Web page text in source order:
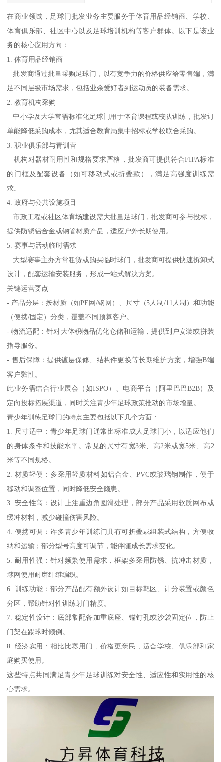
在商业领域，足球门批发业务主要服务于体育用品经销商、学校、
体育俱乐部、社区中心以及足球培训机构等客户群体。以下是该业
务的核心应用方向：
1. 体育用品经销商
批发商通过批量采购足球门，以有竞争力的价格供应给零售端，满
足不同层级市场需求，包括业余爱好者到运动员的装备需求。
2. 教育机构采购
中小学及大学常需标准化足球门用于体育课程或校队训练，批发订
单能降低采购成本，尤其适合教育局集中招标或学校联合采购。
3. 职业俱乐部与青训营
机构对器材耐用性和规格要求严格，批发商可提供符合FIFA标准
的门框及配套设备（如可移动式或折叠款），满足高强度训练需
求。
4. 政府与公共设施项目
市政工程或社区体育场建设需大批量足球门，批发商可参与投标，
提供防锈铝合金或钢管材质产品，适应户外长期使用。
5. 赛事与活动临时需求
大型赛事主办方常租赁或购买临时球门，批发商可提供快速拆卸式
设计，配套运输安装服务，形成一站式解决方案。
关键运营要点
- 产品分层：按材质（如PE网/钢网）、尺寸（5人制/11人制）和功能
（便携/固定）分类，覆盖不同预算客户。
- 物流适配：针对大体积物品优化仓储和运输，提供到户安装或拼装
指导服务。
- 售后保障：提供镀层保修、结构件更换等长期维护方案，增强B端
客户黏性。
此业务需结合行业展会（如ISPO）、电商平台（阿里巴巴B2B）及
定向投标拓展渠道，同时关注青少年足球政策推动的市场增量。
青少年训练足球门的特点主要包括以下几个方面：
1. 尺寸适中：青少年足球门通常比标准成人足球门小，以适应他们
的身体条件和技能水平。常见的尺寸有宽3米、高2米或宽5米、高2
米等不同规格。
2. 材质轻便：多采用轻质材料如铝合金、PVC或玻璃钢制作，便于
移动和调整位置，同时降低安全隐患。
3. 安全性高：设计上注重边角圆滑处理，部分产品采用软质网布或
缓冲材料，减少碰撞伤害风险。
4. 便携可调：许多青少年训练门具有可折叠或组装式结构，方便收
纳和运输；部分型号高度可调节，能伴随成长需求变化。
5. 耐用性强：针对频繁使用需求，框架多采用防锈、抗冲击材质，
球网使用耐磨纤维编织。
6. 训练功能：部分产品配有额外设计如目标靶区、计分装置或颜色
分区，帮助针对性训练射门精度。
7. 稳定性设计：底部常配备加重底座、锚钉孔或沙袋固定位，防止
门架在踢球时倾倒。
8. 经济实用：相比比赛用门，价格更亲民，适合学校、俱乐部和家
庭购买使用。
这些特点共同满足青少年足球训练对安全性、适应性和实用性的核
心需求。